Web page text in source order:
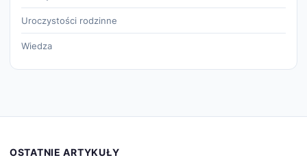
Uroczystości rodzinne
Wiedza
OSTATNIE ARTYKUŁY